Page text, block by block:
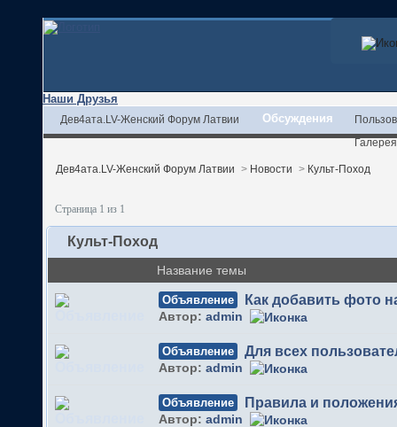
Наши Друзья
Дев4ата.LV-Женский Форум Латвии Обсуждения
Галерея
Дев4ата.LV-Женский Форум Латвии > Новости > Культ-Поход
Страница 1 из 1
Культ-Поход
Название темы
Объявление Как добавить фото
Автор: admin
Объявление Для всех
Автор: admin
Объявление Правила и
Автор: admin